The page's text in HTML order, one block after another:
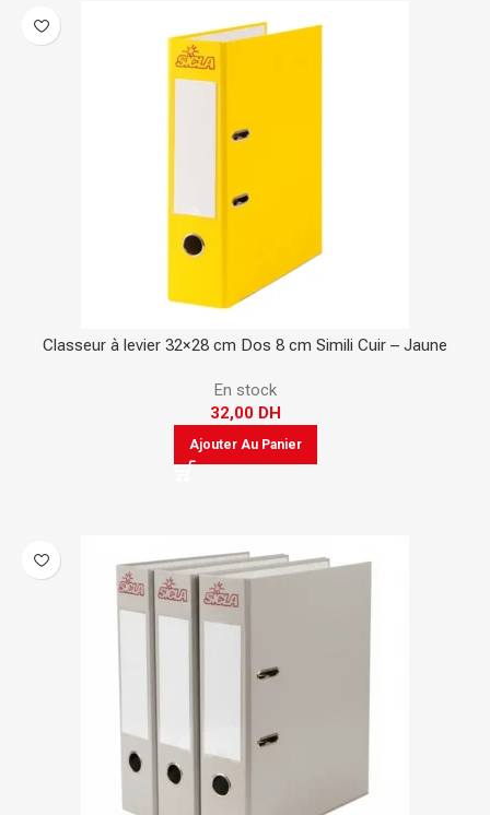
Classeur à levier 32×28 cm Dos 8 cm Simili Cuir – Jaune
En stock
32,00 DH
Ajouter Au Panier